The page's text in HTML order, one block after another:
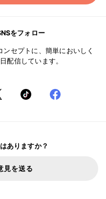
をフォロー
ンセプトに、簡単においしく
配信しています。
ありますか？
見を送る